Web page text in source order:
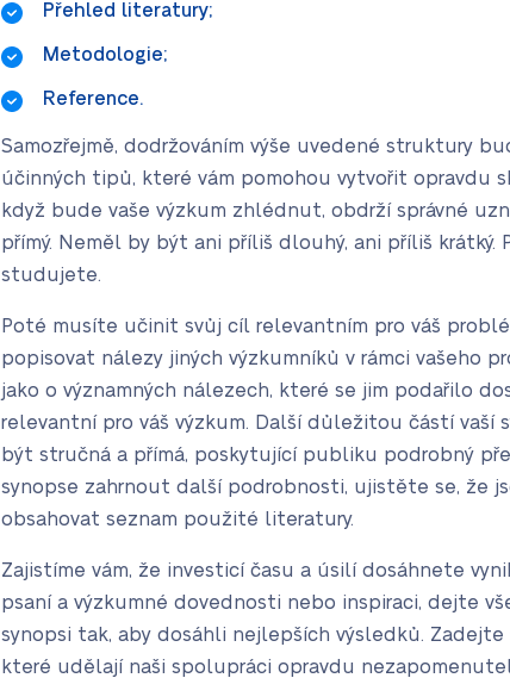
Přehled literatury;
Metodologie;
Reference.
Samozřejmě, dodržováním výše uvedené struktury
účinných tipů, které vám pomohou vytvořit opravdu
když bude vaše výzkum zhlédnut, obdrží správné
přímý. Neměl by být ani příliš dlouhý, ani příliš
studujete.
Poté musíte učinit svůj cíl relevantním pro váš
popisovat nálezy jiných výzkumníků v rámci vašeho
jako o významných nálezech, které se jim podařilo
relevantní pro váš výzkum. Další důležitou částí vaší
být stručná a přímá, poskytující publiku podrobný
synopse zahrnout další podrobnosti, ujistěte se, že
obsahovat seznam použité literatury.
Zajistíme vám, že investicí času a úsilí dosáhnete
psaní a výzkumné dovednosti nebo inspiraci, dejte
synopsi tak, aby dosáhli nejlepších výsledků.
které udělají naši spolupráci opravdu